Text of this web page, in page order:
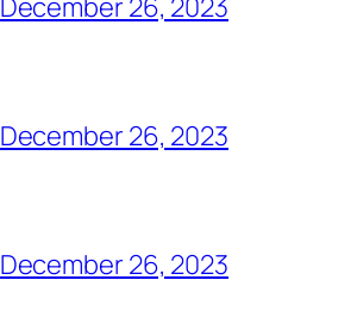
December 26, 2023
December 26, 2023